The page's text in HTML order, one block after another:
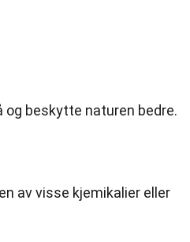
beskytte naturen bedre.
av visse kjemikalier eller